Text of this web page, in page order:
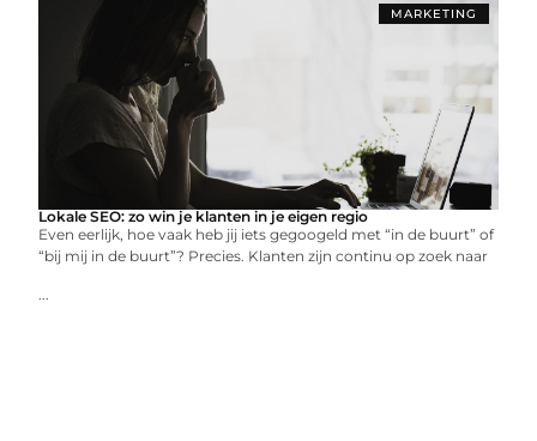
MARKETING
Lokale SEO: zo win je klanten in je eigen regio
Even eerlijk, hoe vaak heb jij iets gegoogeld met “in de buurt” of
“bij mij in de buurt”? Precies. Klanten zijn continu op zoek naar
...